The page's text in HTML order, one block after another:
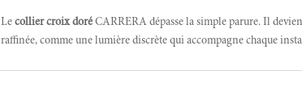
Le collier croix doré CARRERA dépasse la simple parure. Il
raffinée, comme une lumière discrète qui accompagne chaque